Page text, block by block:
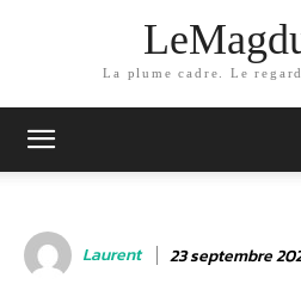
La plume cadre. Le
Laurent 23 septembre